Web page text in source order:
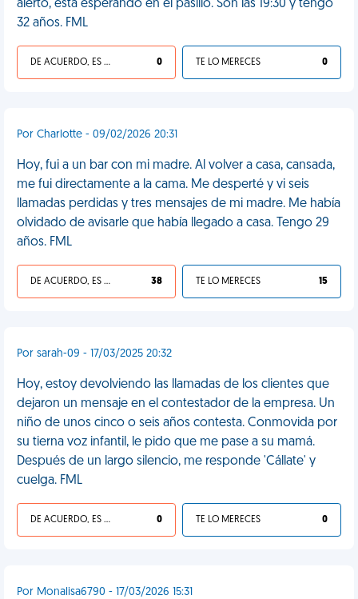
alertó, está esperando en el pasillo. Son las 19:30 y tengo
32 años. FML
DE ACUERDO, ES UNA VIDA HP 0 TE LO MERECES 0
Por Charlotte - 09/02/2026 20:31
Hoy, fui a un bar con mi madre. Al volver a casa, cansada,
me fui directamente a la cama. Me desperté y vi seis
llamadas perdidas y tres mensajes de mi madre. Me había
olvidado de avisarle que había llegado a casa. Tengo 29
años. FML
DE ACUERDO, ES UNA VIDA HP 38 TE LO MERECES 15
Por sarah-09 - 17/03/2025 20:32
Hoy, estoy devolviendo las llamadas de los clientes que
dejaron un mensaje en el contestador de la empresa. Un
niño de unos cinco o seis años contesta. Conmovida por
su tierna voz infantil, le pido que me pase a su mamá.
Después de un largo silencio, me responde 'Cállate' y
cuelga. FML
DE ACUERDO, ES UNA VIDA HP 0 TE LO MERECES 0
Por Monalisa6790 - 17/03/2026 15:31